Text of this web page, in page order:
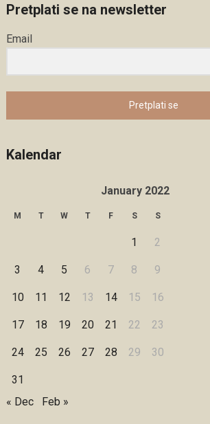
Pretplati se na newsletter
Email
Pretplati se
Kalendar
January 2022
M T W T F S S
1 2
3 4 5 6 7 8 9
10 11 12 13 14 15 16
17 18 19 20 21 22 23
24 25 26 27 28 29 30
31
« Dec
Feb »